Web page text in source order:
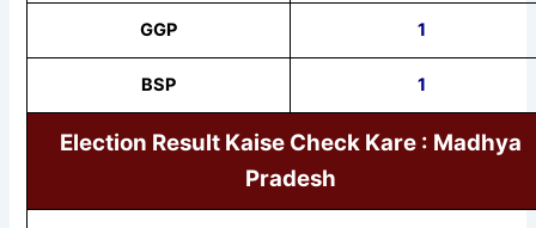
GGP 1
BSP 1
Election Result Kaise Check Kare : Madhya
Pradesh